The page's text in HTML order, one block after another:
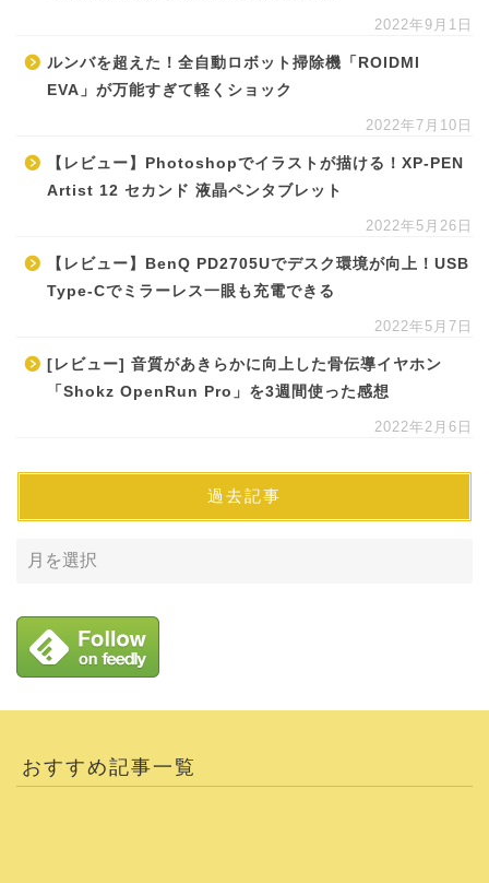
2022年9月1日
ルンバを超えた！全自動ロボット掃除機「ROIDMI
EVA」が万能すぎて軽くショック
2022年7月10日
【レビュー】Photoshopでイラストが描ける！XP-PEN
Artist 12 セカンド 液晶ペンタブレット
2022年5月26日
【レビュー】BenQ PD2705Uでデスク環境が向上！USB
Type-Cでミラーレス一眼も充電できる
2022年5月7日
[レビュー] 音質があきらかに向上した骨伝導イヤホン
「Shokz OpenRun Pro」を3週間使った感想
2022年2月6日
過去記事
おすすめ記事一覧